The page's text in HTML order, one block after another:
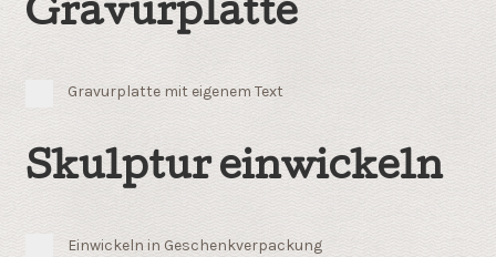
Gravurplatte
Gravurplatte mit eigenem Text
Skulptur einwickeln
Einwickeln in Geschenkverpackung